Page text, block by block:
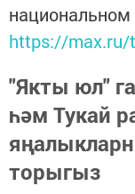
https://max.ru/
"Якты юл"
һәм Тукай
торыгыз